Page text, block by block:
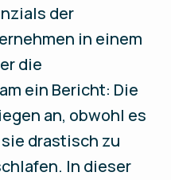
der
in einem
die
ein Bericht: Die
an, obwohl es
drastisch zu
In dieser